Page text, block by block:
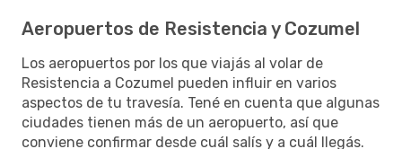
Aeropuertos de Resistencia y Cozumel
Los aeropuertos por los que viajás al volar de
Resistencia a Cozumel pueden influir en varios
aspectos de tu travesía. Tené en cuenta que algunas
ciudades tienen más de un aeropuerto, así que
conviene confirmar desde cuál salís y a cuál llegás.